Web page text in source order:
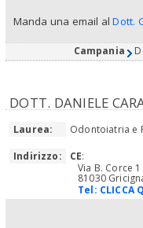
Manda una email alDott.
Campania
DOTT. DANIELE
Laurea:
Odontoiatria e
Indirizzo:
CE:
Via B. Corce 1
81030
Tel: CLICCA